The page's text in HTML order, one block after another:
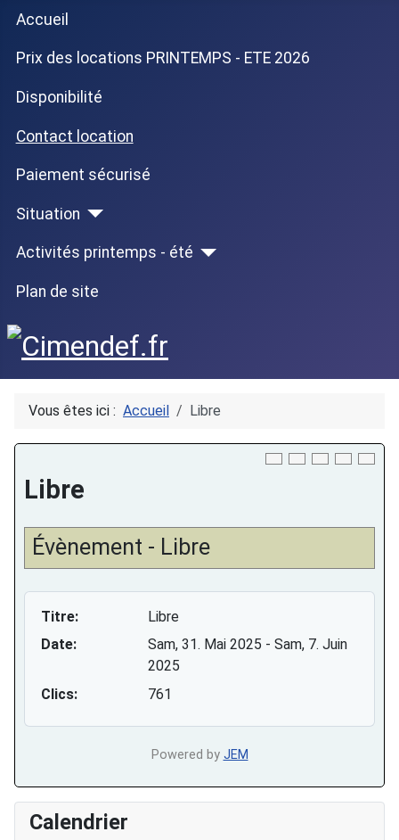
Accueil
Prix des locations PRINTEMPS - ETE 2026
Disponibilité
Contact location
Paiement sécurisé
Situation
Activités printemps - été
Plan de site
Calendrier
Vous êtes ici : Accueil Libre
Download PDF
Libre
Évènement - Libre
Titre:
Libre
Date:
Sam, 31. Mai 2025 - Sam, 7. Juin
2025
Clics:
761
Powered by JEM